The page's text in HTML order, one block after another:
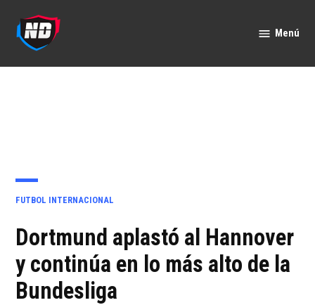
contenido
Menú
PUBLICADO
FUTBOL INTERNACIONAL
Dortmund aplastó al Hannover
y continúa en lo más alto de la
Bundesliga